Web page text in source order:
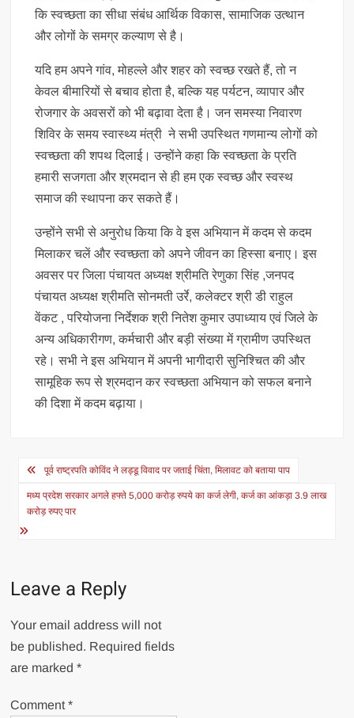
कि स्वच्छता का सीधा संबंध आर्थिक विकास, सामाजिक उत्थान
और लोगों के समग्र कल्याण से है।
यदि हम अपने गांव, मोहल्ले और शहर को स्वच्छ रखते हैं, तो न
केवल बीमारियों से बचाव होता है, बल्कि यह पर्यटन, व्यापार और
रोजगार के अवसरों को भी बढ़ावा देता है। जन समस्या निवारण
शिविर के समय स्वास्थ्य मंत्री ने सभी उपस्थित गणमान्य लोगों को
स्वच्छता की शपथ दिलाई। उन्होंने कहा कि स्वच्छता के प्रति
हमारी सजगता और श्रमदान से ही हम एक स्वच्छ और स्वस्थ
समाज की स्थापना कर सकते हैं।
उन्होंने सभी से अनुरोध किया कि वे इस अभियान में कदम से कदम
मिलाकर चलें और स्वच्छता को अपने जीवन का हिस्सा बनाए। इस
अवसर पर जिला पंचायत अध्यक्ष श्रीमति रेणुका सिंह ,जनपद
पंचायत अध्यक्ष श्रीमति सोनमती उर्रे, कलेक्टर श्री डी राहुल
वेंकट , परियोजना निर्देशक श्री नितेश कुमार उपाध्याय एवं जिले के
अन्य अधिकारीगण, कर्मचारी और बड़ी संख्या में ग्रामीण उपस्थित
रहे। सभी ने इस अभियान में अपनी भागीदारी सुनिश्चित की और
सामूहिक रूप से श्रमदान कर स्वच्छता अभियान को सफल बनाने
की दिशा में कदम बढ़ाया।
Post
navigation
पूर्व राष्ट्रपति कोविंद ने लड्डू विवाद पर जताई चिंता, मिलावट को बताया पाप
मध्य प्रदेश सरकार अगले हफ्ते 5,000 करोड़ रुपये का कर्ज लेगी, कर्ज का आंकड़ा 3.9 लाख
करोड़ रुपए पार
Leave a Reply
Your email address will not
be published. Required fields
are marked*
Comment*